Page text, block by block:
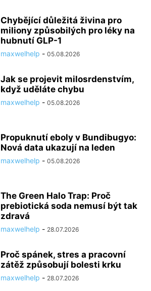
Chybějící důležitá živina pro
miliony způsobilých pro léky na
hubnutí GLP-1
maxwelhelp - 05.08.2026
Jak se projevit milosrdenstvím,
když uděláte chybu
maxwelhelp - 05.08.2026
Propuknutí eboly v Bundibugyo:
Nová data ukazují na leden
maxwelhelp - 05.08.2026
The Green Halo Trap: Proč
prebiotická soda nemusí být tak
zdravá
maxwelhelp - 28.07.2026
Proč spánek, stres a pracovní
zátěž způsobují bolesti krku
maxwelhelp - 28.07.2026